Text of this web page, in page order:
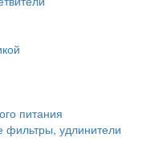
питания
фильтры, удлинители